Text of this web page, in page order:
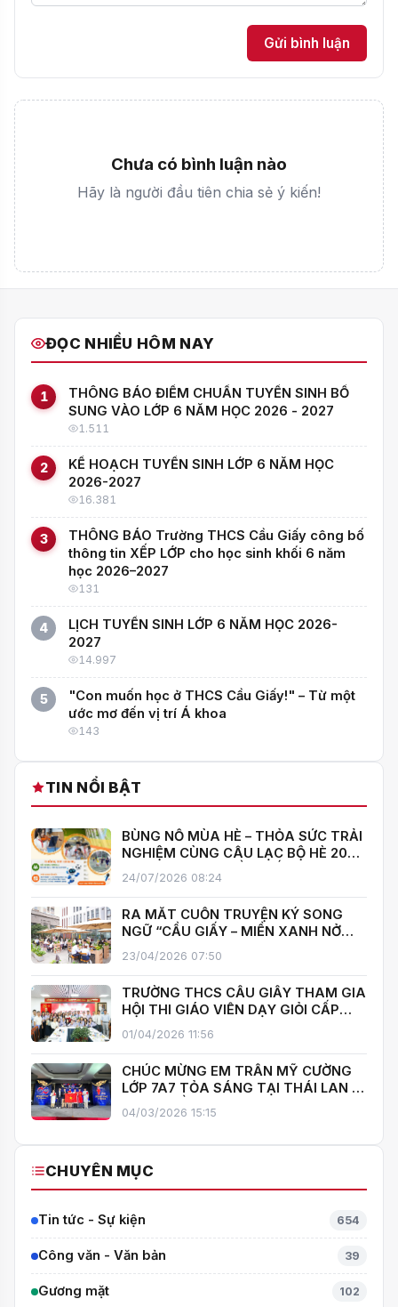
Gửi bình luận
Chưa có bình luận nào
Hãy là người đầu tiên chia sẻ ý kiến!
ĐỌC NHIỀU HÔM NAY
1
THÔNG BÁO ĐIỂM CHUẨN TUYỂN SINH BỔ
SUNG VÀO LỚP 6 NĂM HỌC 2026 - 2027
1.511
2
KẾ HOẠCH TUYỂN SINH LỚP 6 NĂM HỌC
2026-2027
16.381
3
THÔNG BÁO Trường THCS Cầu Giấy công bố
thông tin XẾP LỚP cho học sinh khối 6 năm
học 2026–2027
131
4
LỊCH TUYỂN SINH LỚP 6 NĂM HỌC 2026-
2027
14.997
5
"Con muốn học ở THCS Cầu Giấy!" – Từ một
ước mơ đến vị trí Á khoa
143
TIN NỔI BẬT
BÙNG NỔ MÙA HÈ – THỎA SỨC TRẢI
NGHIỆM CÙNG CÂU LẠC BỘ HÈ 2026
TRƯỜNG THCS CẦU GIẤY!
24/07/2026 08:24
RA MẮT CUỐN TRUYỆN KÝ SONG
NGỮ “CẦU GIẤY – MIỀN XANH NỞ
HOA”, KHÁNH THÀNH THƯ VIỆN MỞ,
LAN TOẢ VĂN HOÁ ĐỌC
23/04/2026 07:50
TRƯỜNG THCS CẦU GIẤY THAM GIA
HỘI THI GIÁO VIÊN DẠY GIỎI CẤP
TRUNG HỌC CƠ SỞ PHƯỜNG YÊN
HOÀ
01/04/2026 11:56
CHÚC MỪNG EM TRẦN MỸ CƯỜNG
LỚP 7A7 TỎA SÁNG TẠI THÁI LAN –
MANG VỀ HUY CHƯƠNG BẠC TOÁN
QUỐC TẾ ITMC 2026
04/03/2026 15:15
CHUYÊN MỤC
Tin tức - Sự kiện 654
Công văn - Văn bản 39
Gương mặt 102